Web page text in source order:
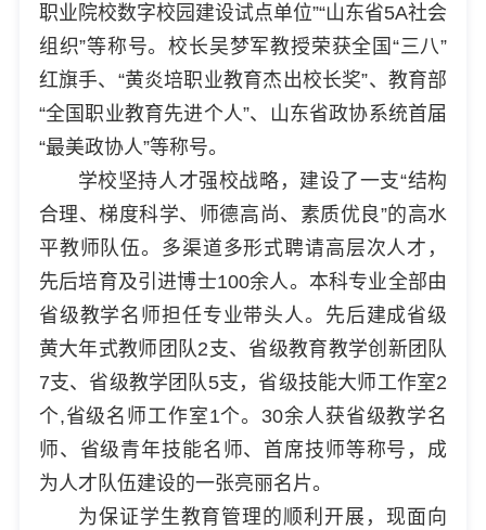
职业院校数字校园建设试点单位”“山东省5A社会
组织”等称号。校长吴梦军教授荣获全国“三八”
红旗手、“黄炎培职业教育杰出校长奖”、教育部
“全国职业教育先进个人”、山东省政协系统首届
“最美政协人”等称号。
学校坚持人才强校战略，建设了一支“结构
合理、梯度科学、师德高尚、素质优良”的高水
平教师队伍。多渠道多形式聘请高层次人才，
先后培育及引进博士100余人。本科专业全部由
省级教学名师担任专业带头人。先后建成省级
黄大年式教师团队2支、省级教育教学创新团队
7支、省级教学团队5支，省级技能大师工作室2
个,省级名师工作室1个。30余人获省级教学名
师、省级青年技能名师、首席技师等称号，成
为人才队伍建设的一张亮丽名片。
为保证学生教育管理的顺利开展，现面向